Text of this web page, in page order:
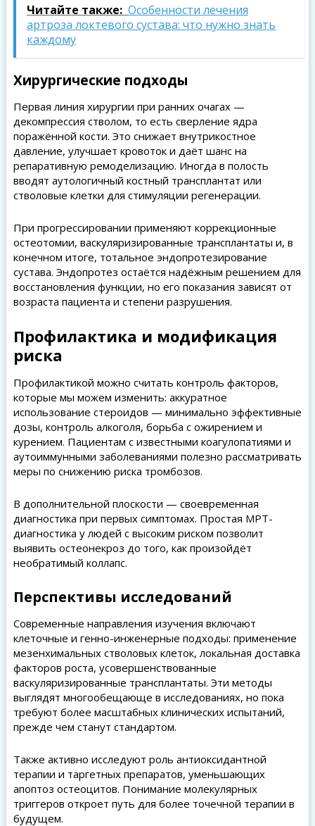
Читайте также: Особенности лечения
артроза локтевого сустава: что нужно знать
каждому
Хирургические подходы
Первая линия хирургии при ранних очагах —
декомпрессия стволом, то есть сверление ядра
поражённой кости. Это снижает внутрикостное
давление, улучшает кровоток и даёт шанс на
репаративную ремоделизацию. Иногда в полость
вводят аутологичный костный трансплантат или
стволовые клетки для стимуляции регенерации.
При прогрессировании применяют коррекционные
остеотомии, васкуляризированные трансплантаты и, в
конечном итоге, тотальное эндопротезирование
сустава. Эндопротез остаётся надёжным решением для
восстановления функции, но его показания зависят от
возраста пациента и степени разрушения.
Профилактика и модификация
риска
Профилактикой можно считать контроль факторов,
которые мы можем изменить: аккуратное
использование стероидов — минимально эффективные
дозы, контроль алкоголя, борьба с ожирением и
курением. Пациентам с известными коагулопатиями и
аутоиммунными заболеваниями полезно рассматривать
меры по снижению риска тромбозов.
В дополнительной плоскости — своевременная
диагностика при первых симптомах. Простая МРТ-
диагностика у людей с высоким риском позволит
выявить остеонекроз до того, как произойдёт
необратимый коллапс.
Перспективы исследований
Современные направления изучения включают
клеточные и генно-инженерные подходы: применение
мезенхимальных стволовых клеток, локальная доставка
факторов роста, усовершенствованные
васкуляризированные трансплантаты. Эти методы
выглядят многообещающе в исследованиях, но пока
требуют более масштабных клинических испытаний,
прежде чем станут стандартом.
Также активно исследуют роль антиоксидантной
терапии и таргетных препаратов, уменьшающих
апоптоз остеоцитов. Понимание молекулярных
триггеров откроет путь для более точечной терапии в
будущем.